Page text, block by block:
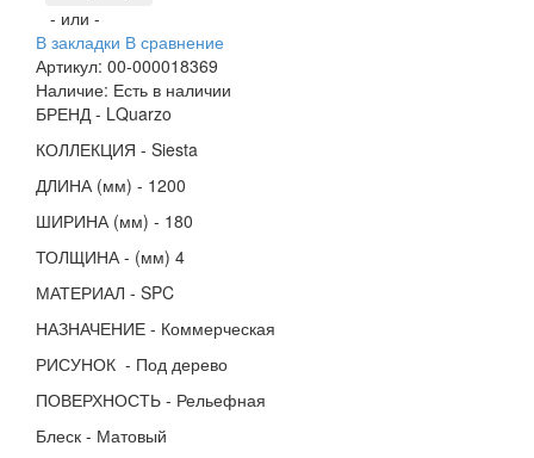
- или -
В закладки В сравнение
Артикул: 00-000018369
Наличие: Есть в наличии
БРЕНД - LQuarzo
КОЛЛЕКЦИЯ - Siesta
ДЛИНА (мм) - 1200
ШИРИНА (мм) - 180
ТОЛЩИНА- (мм) 4
МАТЕРИАЛ - SPC
НАЗНАЧЕНИЕ - Коммерческая
РИСУНОК - Под дерево
ПОВЕРХНОСТЬ - Рельефная
Блеск - Матовый